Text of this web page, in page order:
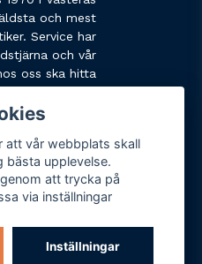
och mest
Service har
och vår
oss ska hitta
en signal eller
att vår webbplats skall
bästa upplevelse.
att trycka på
via inställningar
Inställningar